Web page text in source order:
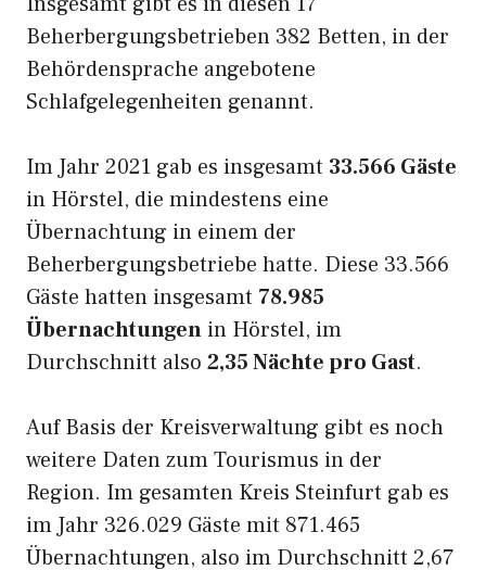
Beherbergungsbetrieben 382 Betten, in der
Behördensprache angebotene
Schlafgelegenheiten genannt.
Im Jahr 2021 gab es insgesamt 33.566 Gäste
in Hörstel, die mindestens eine
Übernachtung in einem der
Beherbergungsbetriebe hatte. Diese 33.566
Gäste hatten insgesamt 78.985
Übernachtungen in Hörstel, im
Durchschnitt also 2,35 Nächte pro Gast.
Auf Basis der Kreisverwaltung gibt es noch
weitere Daten zum Tourismus in der
Region. Im gesamten Kreis Steinfurt gab es
im Jahr 326.029 Gäste mit 871.465
Übernachtungen, also im Durchschnitt 2,67